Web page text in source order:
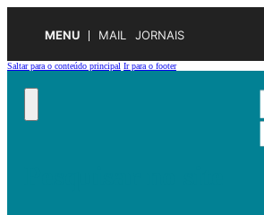
MENU MAIL JORNAIS
Saltar para o conteúdo principal Ir para o footer